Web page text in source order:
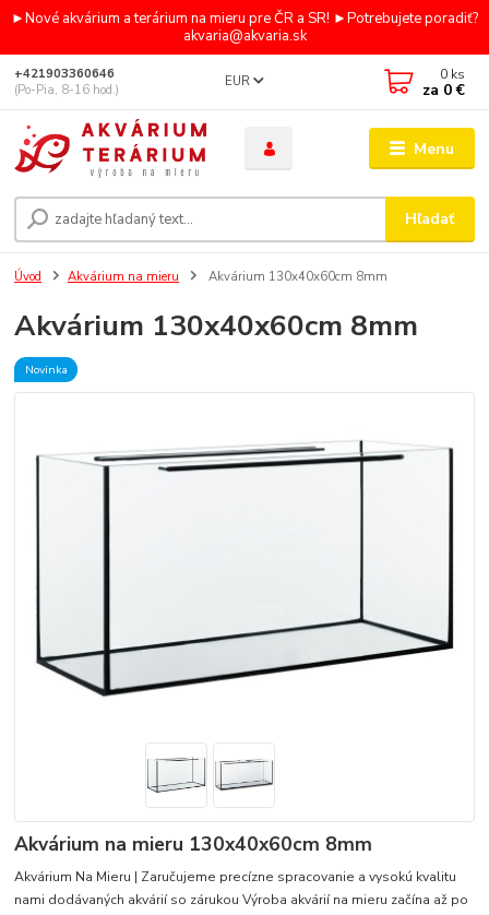
►Nové akvárium a terárium na mieru pre ČR a SR! ►Potrebujete poradiť?
akvaria@akvaria.sk
Menu
EUR
Hľadať
+421903360646
(Po-Pia, 8-16 hod.)
0 ks
za 0 €
Úvod Akvárium na mieru Akvárium 130x40x60cm 8mm
Akvárium 130x40x60cm 8mm
Novinka
Akvárium na mieru 130x40x60cm 8mm
Akvárium Na Mieru | Zaručujeme precízne spracovanie a vysokú kvalitu
nami dodávaných akvárií so zárukou Výroba akvárií na mieru začína až po